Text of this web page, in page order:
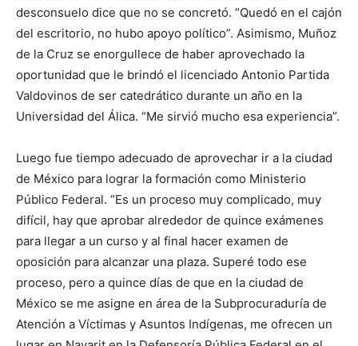
desconsuelo dice que no se concretó. “Quedó en el cajón
del escritorio, no hubo apoyo político”. Asimismo, Muñoz
de la Cruz se enorgullece de haber aprovechado la
oportunidad que le brindó el licenciado Antonio Partida
Valdovinos de ser catedrático durante un año en la
Universidad del Álica. “Me sirvió mucho esa experiencia”.
Luego fue tiempo adecuado de aprovechar ir a la ciudad
de México para lograr la formación como Ministerio
Público Federal. “Es un proceso muy complicado, muy
difícil, hay que aprobar alrededor de quince exámenes
para llegar a un curso y al final hacer examen de
oposición para alcanzar una plaza. Superé todo ese
proceso, pero a quince días de que en la ciudad de
México se me asigne en área de la Subprocuraduría de
Atención a Víctimas y Asuntos Indígenas, me ofrecen un